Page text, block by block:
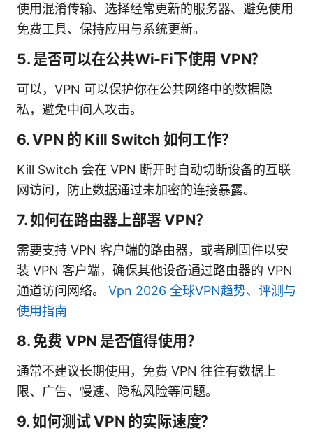
使用混淆传输、选择经常更新的服务器、避免使用
免费工具、保持应用与系统更新。
5. 是否可以在公共Wi-Fi下使用 VPN？
可以，VPN 可以保护你在公共网络中的数据隐
私，避免中间人攻击。
6. VPN 的 Kill Switch 如何工作？
Kill Switch 会在 VPN 断开时自动切断设备的互联
网访问，防止数据通过未加密的连接暴露。
7. 如何在路由器上部署 VPN？
需要支持 VPN 客户端的路由器，或者刷固件以安
装 VPN 客户端，确保其他设备通过路由器的 VPN
通道访问网络。 Vpn 2026 全球VPN趋势、评测与
使用指南
8. 免费 VPN 是否值得使用？
通常不建议长期使用，免费 VPN 往往有数据上
限、广告、慢速、隐私风险等问题。
9. 如何测试 VPN 的实际速度？